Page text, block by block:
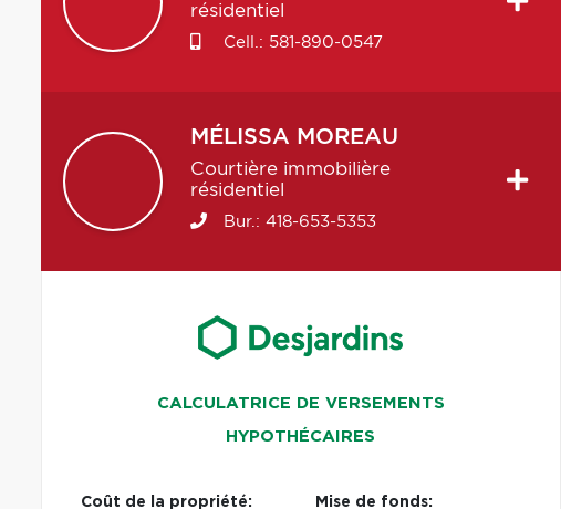
résidentiel
Cell.: 581-890-0547
MÉLISSA MOREAU
Courtière immobilière
résidentiel
Bur.: 418-653-5353
CALCULATRICE DE VERSEMENTS
HYPOTHÉCAIRES
Coût de la propriété: Mise de fonds: